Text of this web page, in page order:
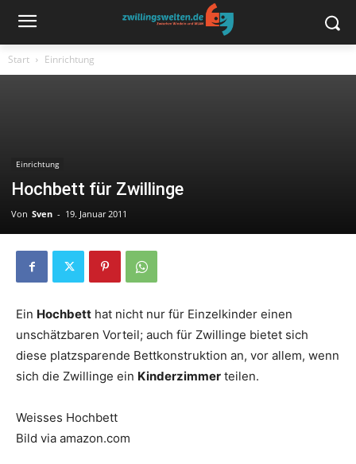
Start Einrichtung
Einrichtung
Hochbett für Zwillinge
Von Sven - 19. Januar 2011
Ein Hochbett hat nicht nur für Einzelkinder einen
unschätzbaren Vorteil; auch für Zwillinge bietet sich
diese platzsparende Bettkonstruktion an, vor allem, wenn
sich die Zwillinge ein Kinderzimmer teilen.
Weisses Hochbett
Bild via amazon.com